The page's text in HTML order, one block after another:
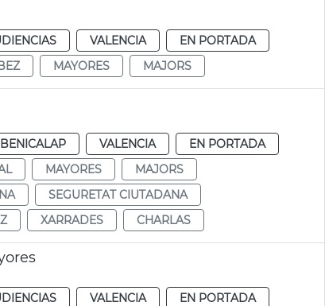
VALENCIA
EN PORTADA
MAYORES MAJORS
BENICALAP VALENCIA
EN PORTADA
MAYORES
MAJORS
SEGURETAT CIUTADANA
XARRADES CHARLAS
VALENCIA
EN PORTADA